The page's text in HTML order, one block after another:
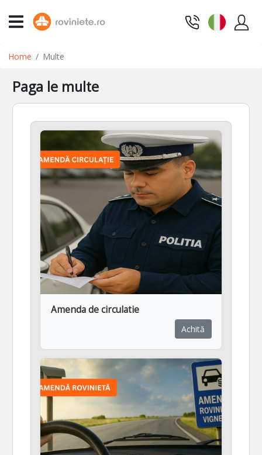
Home Multe
Paga le multe
Amenda de circulatie
Achită